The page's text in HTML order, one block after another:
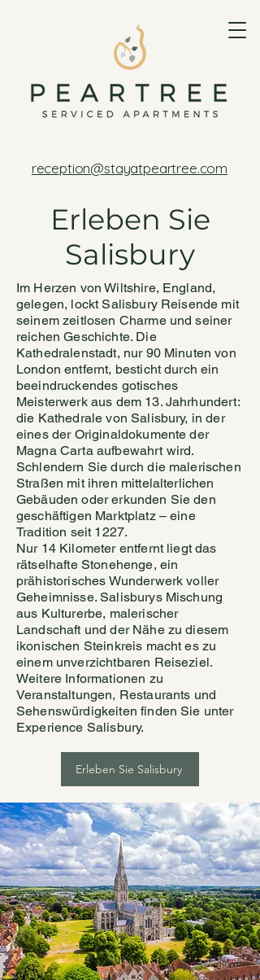
reception@stayatpeartree.com
Erleben Sie
Salisbury
Im Herzen von Wiltshire, England,
gelegen, lockt Salisbury Reisende mit
seinem zeitlosen Charme und seiner
reichen Geschichte. Die
Kathedralenstadt, nur 90 Minuten von
London entfernt, besticht durch ein
beeindruckendes gotisches
Meisterwerk aus dem 13. Jahrhundert:
die Kathedrale von Salisbury, in der
eines der Originaldokumente der
Magna Carta aufbewahrt wird.
Schlendern Sie durch die malerischen
Straßen mit ihren mittelalterlichen
Gebäuden oder erkunden Sie den
geschäftigen Marktplatz – eine
Tradition seit 1227.
Nur 14 Kilometer entfernt liegt das
rätselhafte Stonehenge, ein
prähistorisches Wunderwerk voller
Geheimnisse. Salisburys Mischung
aus Kulturerbe, malerischer
Landschaft und der Nähe zu diesem
ikonischen Steinkreis macht es zu
einem unverzichtbaren Reiseziel.
Weitere Informationen zu
Veranstaltungen, Restaurants und
Sehenswürdigkeiten finden Sie unter
Experience Salisbury.
Erleben Sie Salisbury